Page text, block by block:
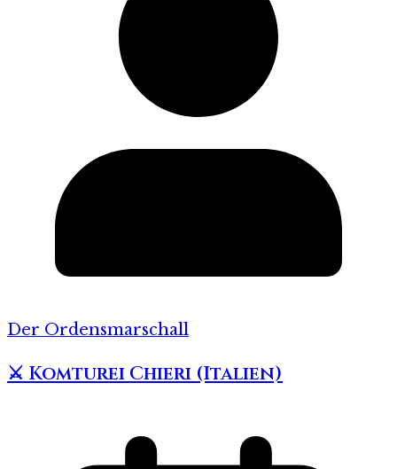
Der Ordensmarschall
⚔️ Komturei Chieri (Italien)